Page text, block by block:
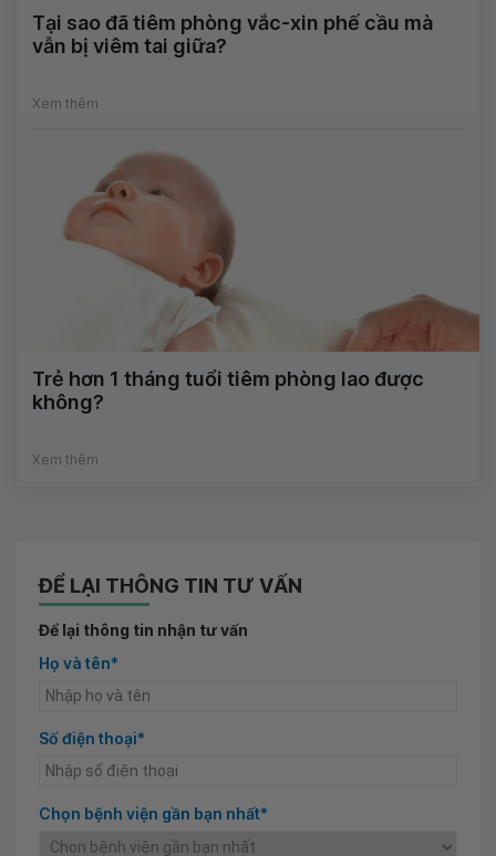
Tại sao đã tiêm phòng vắc-xin phế cầu mà
vẫn bị viêm tai giữa?
Xem thêm
Trẻ hơn 1 tháng tuổi tiêm phòng lao được
không?
Xem thêm
ĐỂ LẠI THÔNG TIN TƯ VẤN
Để lại thông tin nhận tư vấn
Họ và tên*
Số điện thoại*
Chọn bệnh viện gần bạn nhất*